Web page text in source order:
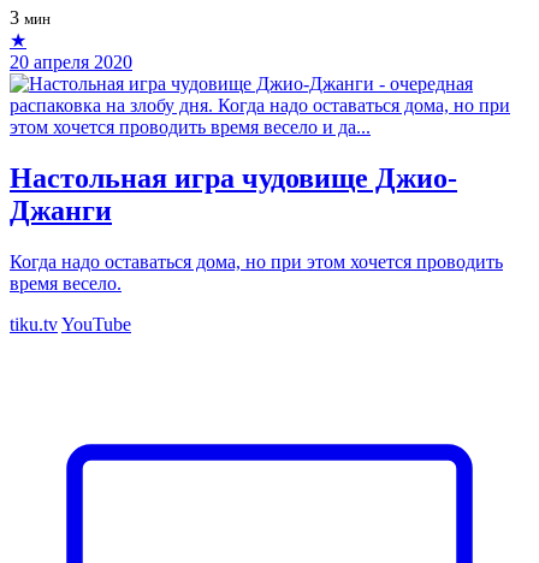
3 мин
★
20 апреля 2020
Настольная игра чудовище Джио-
Джанги
Когда надо оставаться дома, но при этом хочется проводить
время весело.
tiku.tvYouTube